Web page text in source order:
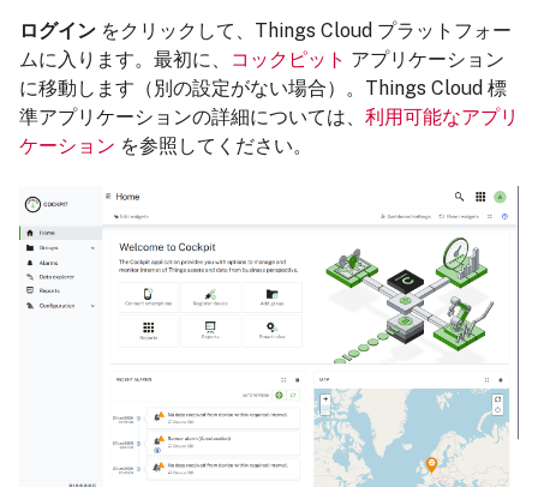
ログイン をクリックして、Things Cloud プラットフォー
ムに入ります。最初に、
コックピット アプリケーション
に移動します（別の設定がない場合）。Things Cloud 標
準アプリケーションの詳細については、 利用可能なアプリ
ケーション を参照してください。